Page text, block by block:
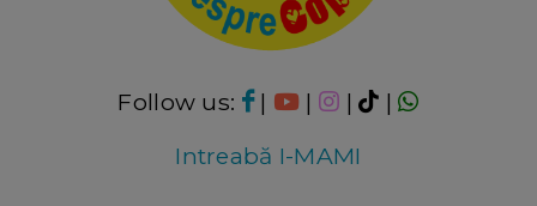
Follow us: | | |
|
Intreabă I-MAMI